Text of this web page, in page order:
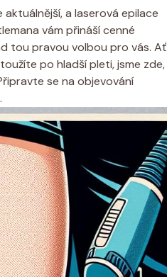
a laserová epilace
vám přináší cenné
tou pravou volbou pro vás. Ať
po hladší pleti, jsme zde,
se na objevování